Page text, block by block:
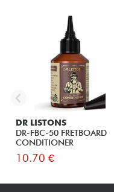
DR LISTONS
DR-FBC-50 FRETBOARD
CONDITIONER
10.70 €